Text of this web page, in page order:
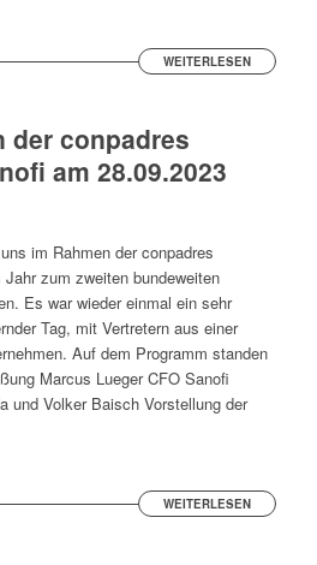
WEITERLESEN
der conpadres
am 28.09.2023
im Rahmen der conpadres
zum zweiten bundeweiten
Es war wieder einmal ein sehr
Tag, mit Vertretern aus einer
Auf dem Programm standen
Marcus Lueger CFO Sanofi
und Volker Baisch Vorstellung der
WEITERLESEN